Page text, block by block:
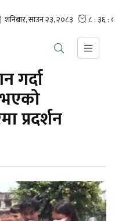
गर्दा
प्रदर्शन